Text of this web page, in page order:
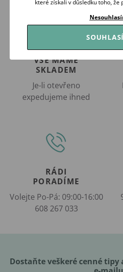
VŠE MÁME
SKLADEM
Je-li otevřeno
expedujeme ihned
RÁDI
PORADÍME
Volejte Po-Pá: 09:00-16:00
608 267 033
Dostaňte veškeré cenné tipy
které získali v důsledku toho, že